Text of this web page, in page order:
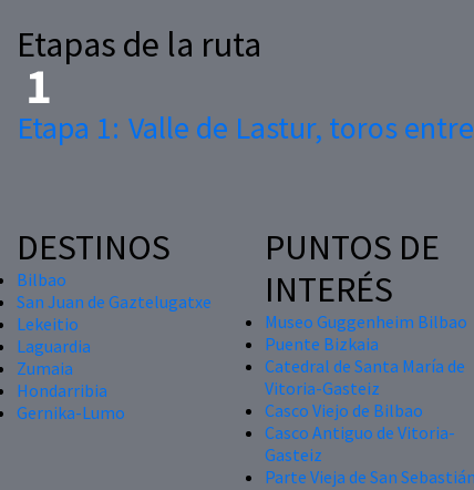
Etapas de la ruta
Etapa 1: Valle de Lastur, toros
DESTINOS
Bilbao
San Juan de Gaztelugatxe
Lekeitio
Laguardia
Zumaia
Hondarribia
Gernika-Lumo
PUNTOS DE
INTERÉS
Museo Guggenheim Bilbao
Puente Bizkaia
Catedral de Santa María de
Vitoria-Gasteiz
Casco Viejo de Bilbao
Casco Antiguo de Vitoria-
Gasteiz
Parte Vieja de San Sebastián